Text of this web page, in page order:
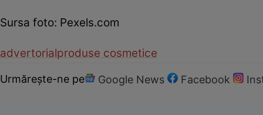
Sursa foto: Pexels.com
advertorialproduse cosmetice
Urmărește-ne pe Google News Facebook